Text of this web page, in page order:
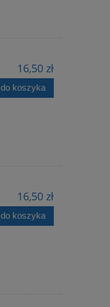
16,50 zł
do koszyka
16,50 zł
do koszyka